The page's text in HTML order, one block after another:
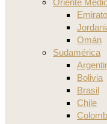
Oriente
Omán
Sudamérica
Bolivia
Brasil
Chile